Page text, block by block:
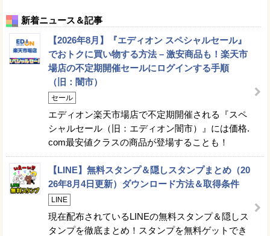
新着ニュース＆記事
【2026年8月】『エディオン スペシャルセール』
でおトクに買い物する方法 – 激安商品も！楽天市
場店の不定期開催セールにログインする手順
（旧：闇市）
セール
エディオン楽天市場店で不定期開催される『スペ
シャルセール（旧：エディオン闇市）』には価格.
com最安値クラスの商品が登場することも！
【LINE】無料スタンプ＆隠しスタンプまとめ（20
26年8月4日更新）ダウンロード方法＆取得条件
LINE
現在配布されているLINEの無料スタンプ＆隠しス
タンプを徹底まとめ！スタンプを無料ゲットでき